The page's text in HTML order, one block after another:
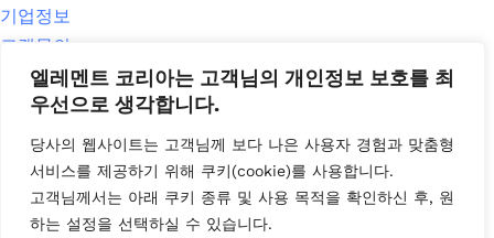
엘레멘트 코리아는 고객님의 개인정보 보호를 최
우선으로 생각합니다.
당사의 웹사이트는 고객님께 보다 나은 사용자 경험과 맞춤형
서비스를 제공하기 위해 쿠키(cookie)를 사용합니다.
고객님께서는 아래 쿠키 종류 및 사용 목적을 확인하신 후, 원
하는 설정을 선택하실 수 있습니다.
기업정보
고객문의
시험소 위치
매거진
뉴스룸
PRIVACY POLICY
쿠키정책
개인정보 취급방침